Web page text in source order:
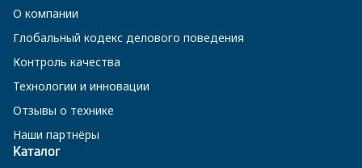
О компании
Глобальный кодекс делового поведения
Контроль качества
Технологии и инновации
Отзывы о технике
Наши партнёры
Каталог